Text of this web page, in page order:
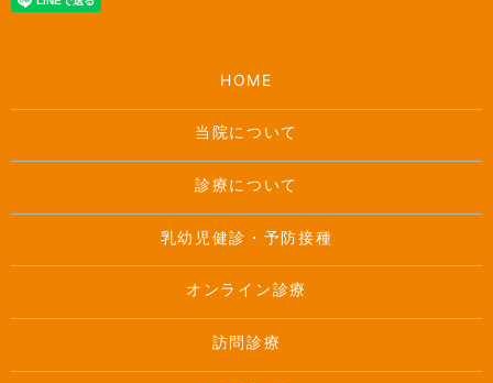
HOME
当院について
診療について
乳幼児健診・予防接種
オンライン診療
訪問診療